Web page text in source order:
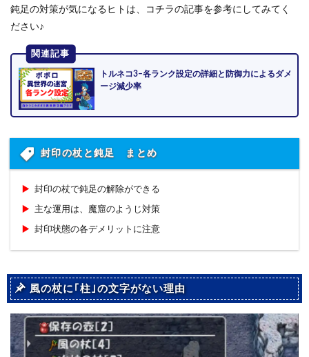
鈍足の対策が気になるヒトは、コチラの記事を参考にしてみてく
ださい♪
関連記事
トルネコ3–各ランク設定の詳細と防御力によるダメ
ージ減少率
封印の杖と鈍足 まとめ
封印の杖で鈍足の解除ができる
主な運用は、魔窟のようじ対策
封印状態の各デメリットに注意
風の杖に｢柱｣の文字がない理由